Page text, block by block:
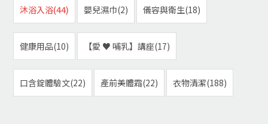
沐浴入浴(44) 嬰兒濕巾(2) 儀容與衛生(18)
健康用品(10) 【愛 ♥ 哺乳】講座(17)
口含錠體驗文(22) 產前美體霜(22) 衣物清潔(188)